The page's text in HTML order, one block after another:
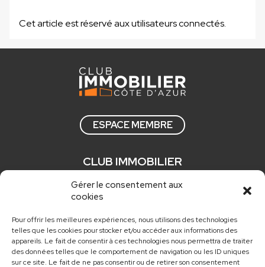
Gérer le consentement aux
cookies
Pour offrir les meilleures expériences, nous utilisons des technologies
telles que les cookies pour stocker et/ou accéder aux informations des
appareils. Le fait de consentir à ces technologies nous permettra de traiter
des données telles que le comportement de navigation ou les ID uniques
sur ce site. Le fait de ne pas consentir ou de retirer son consentement
Cet article est réservé aux utilisateurs connectés.
ESPACE MEMBRE
CLUB IMMOBILIER
Qui sommes nous ?
Comment adhérer ?
Actualités
Nos newsletters